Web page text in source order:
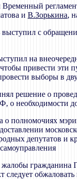
и В.Зорькина,
с
на
привести
выборы в
решение о
о
о полномочиях
депутатов и
жалобы
следует